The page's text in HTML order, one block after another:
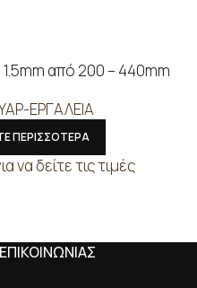
από 200 – 440mm
ΕΡΓΑΛΕΙΑ
ΠΕΡΙΣΣΟΤΕΡΑ
να δείτε τις τιμές